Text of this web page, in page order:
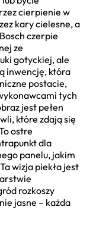
cierpienie w
kary cielesne, a
czerpie
ze
gotyckiej, ale
inwencję, która
postacie,
tych
jest pełen
które zdają się
ostre
dla
panelu, jakim
wizja piekła jest
rozkoszy
jasne – każda